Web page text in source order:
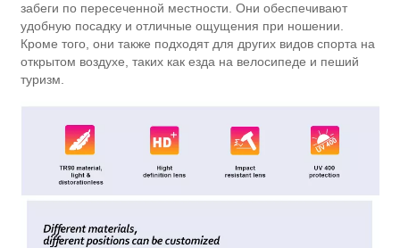
забеги по пересеченной местности. Они обеспечивают
удобную посадку и отличные ощущения при ношении.
Кроме того, они также подходят для других видов спорта на
открытом воздухе, таких как езда на велосипеде и пеший
туризм.